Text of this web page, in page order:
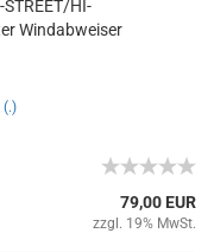
STREET/HI-
Windabweiser
(.)
79,00 EUR
zzgl. 19% MwSt.